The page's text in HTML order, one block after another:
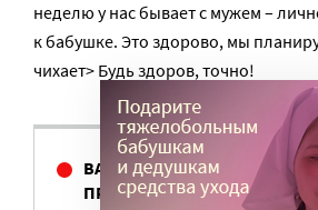
неделю у нас бывает с мужем –
к бабушке. Это здорово, мы
чихает> Будь здоров, точно!
ВАМ ВАЖНО, ЧТОБЫ
ПРОДОЛЖИЛСЯ?